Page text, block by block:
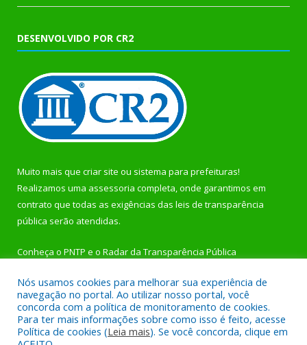
DESENVOLVIDO POR CR2
Muito mais que criar site ou sistema para prefeituras!
Realizamos uma assessoria completa, onde garantimos em
contrato que todas as exigências das leis de transparência
pública serão atendidas.
Conheça o PNTP e o Radar da Transparência Pública
Todos os direitos reservados a Prefeitura Municipal de
Rurópolis.
Nós usamos cookies para melhorar sua experiência de
navegação no portal. Ao utilizar nosso portal, você
concorda com a política de monitoramento de cookies.
Para ter mais informações sobre como isso é feito, acesse
Política de cookies (Leia mais). Se você concorda, clique em